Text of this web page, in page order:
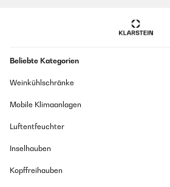
Beliebte Kategorien
Weinkühlschränke
Mobile Klimaanlagen
Luftentfeuchter
Inselhauben
Kopffreihauben